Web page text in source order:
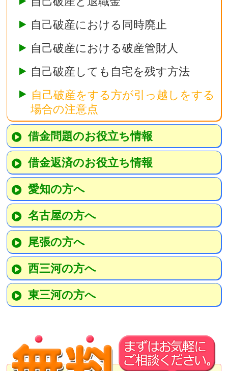
自己破産における同時廃止
自己破産における破産管財人
自己破産しても自宅を残す方法
自己破産をする方が引っ越しをする
場合の注意点
借金問題のお役立ち情報
借金返済のお役立ち情報
愛知の方へ
名古屋の方へ
尾張の方へ
西三河の方へ
東三河の方へ